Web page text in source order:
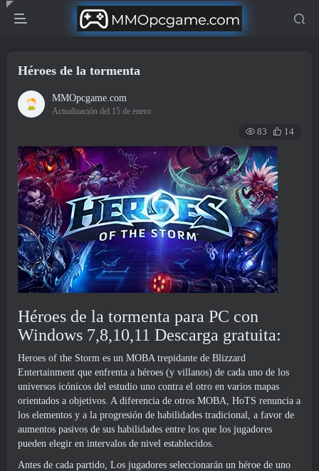
Héroes de la tormenta
MMOpcgame.com
Actualización del 15 de enero
83 14
Héroes de la tormenta para PC con
Windows 7,8,10,11 Descarga gratuita:
Heroes of the Storm es un MOBA trepidante de Blizzard
Entertainment que enfrenta a héroes (y villanos) de cada uno de los
universos icónicos del estudio uno contra el otro en varios mapas
orientados a objetivos. A diferencia de otros MOBA, HoTS renuncia a
los elementos y a la progresión de habilidades tradicional, a favor de
aumentos pasivos de sus habilidades entre los que los jugadores
pueden elegir en intervalos de nivel establecidos.
Antes de cada partido, Los jugadores seleccionarán un héroe de uno